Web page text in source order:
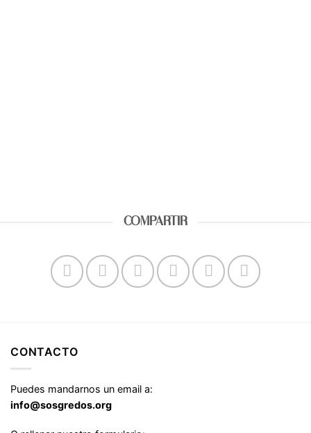
COMPARTIR
CONTACTO
Puedes mandarnos un email a:
info@sosgredos.org